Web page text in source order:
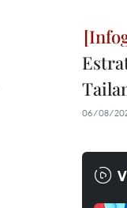
06/08/